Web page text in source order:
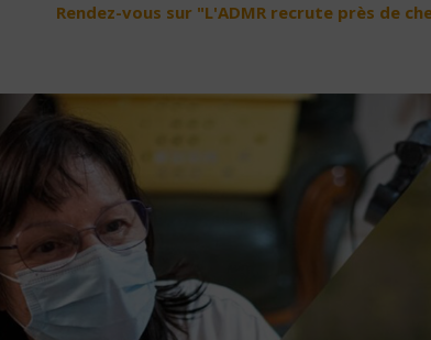
Rendez-vous sur "L'ADMR recrute près de